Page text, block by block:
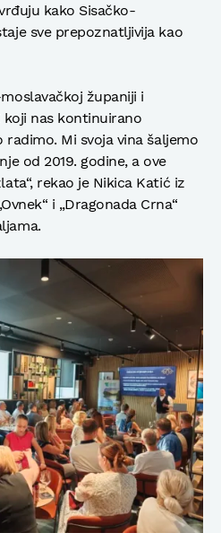
kako Sisačko-
sve prepoznatljivija kao
županiji i
koji nas kontinuirano
Mi svoja vina šaljemo
od 2019. godine, a ove
rekao je Nikica Katić iz
i „Dragonada Crna“